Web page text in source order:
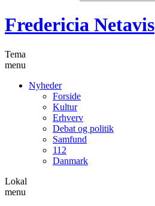
Fredericia Netavis
Tema
menu
Nyheder
Forside
Kultur
Erhverv
Debat og politik
Samfund
112
Danmark
Lokal
menu